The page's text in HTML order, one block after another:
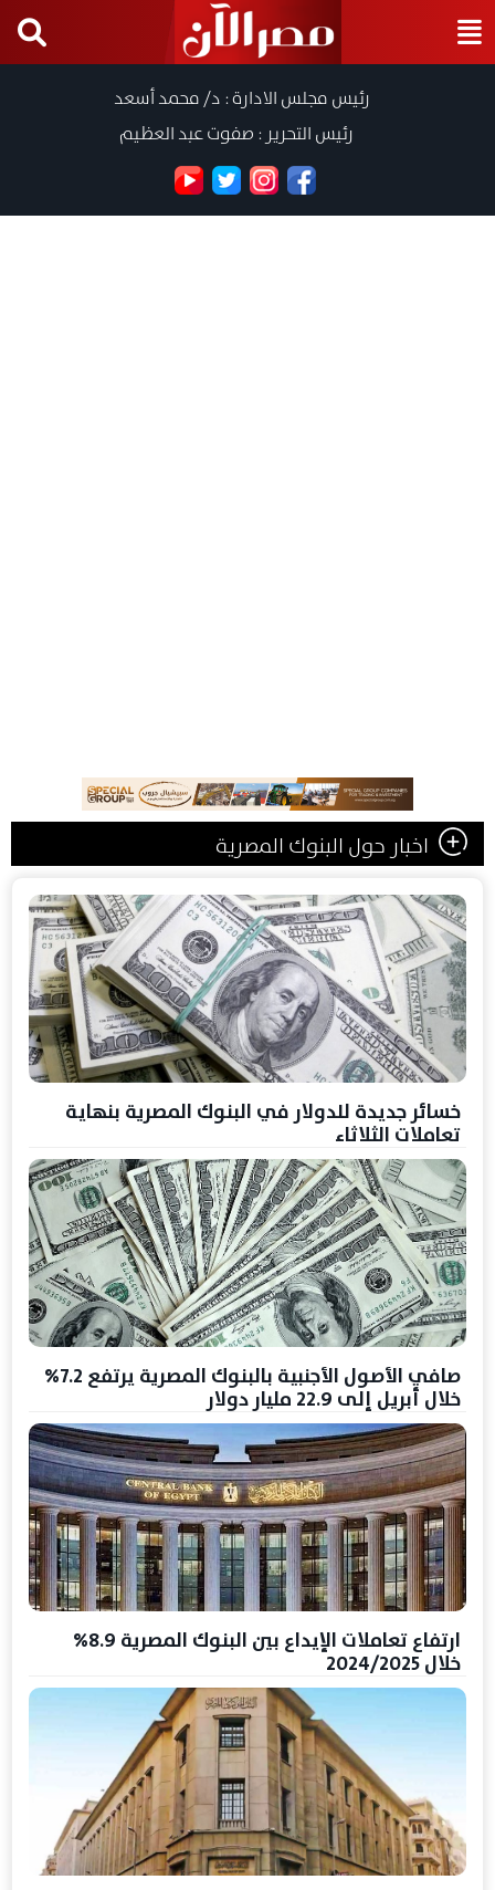
رئيس مجلس الادارة : د/ محمد أسعد
رئيس التحرير : صفوت عبد العظيم
اخبار حول البنوك المصرية
خسائر جديدة للدولار في البنوك المصرية بنهاية
تعاملات الثلاثاء
صافي الأصول الأجنبية بالبنوك المصرية يرتفع 7.2%
خلال أبريل إلى 22.9 مليار دولار
ارتفاع تعاملات الإيداع بين البنوك المصرية 8.9%
خلال 2024/2025